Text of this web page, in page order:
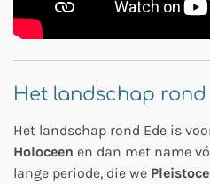
Het landschap rond
Het landschap rond Ede is
Holoceen en dan met name
lange periode, die we